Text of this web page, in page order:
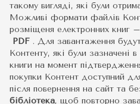
такому вигляді, які були
Можливі формати файлів
розміщеня електронних книг
PDF . Для завантаження
Контенту, які були зазначені
книги на момент
покупки Контент доступний
після повернення на сайт та
бібліотека, щоб повторно